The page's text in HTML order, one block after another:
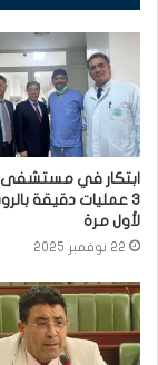
ابتكار في مستشفى
3 عمليات دقيقة
لأول مرة
22 نوفمبر 2025